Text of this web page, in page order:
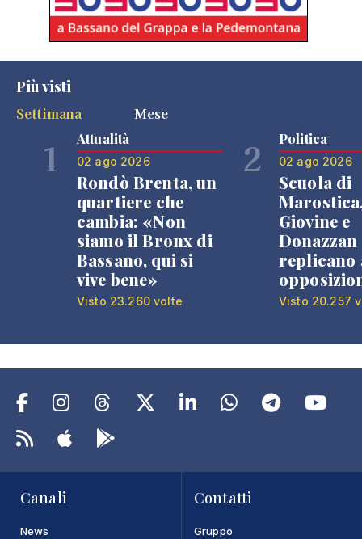
Più visti
Settimana
Mese
1 Attualità
02 ago 2026
Rondò Brenta, un
quartiere che
cambia: «Non
siamo il Bronx di
Bassano, qui si
vive bene»
Visto 23.260 volte
2 Politica
02 ago 2026
Scuola di
Giovine e
Donazzan
replicano
Visto 20.257
Canali
News
Contatti
Gruppo